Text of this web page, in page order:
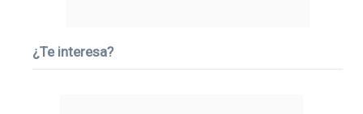
¿Te interesa?